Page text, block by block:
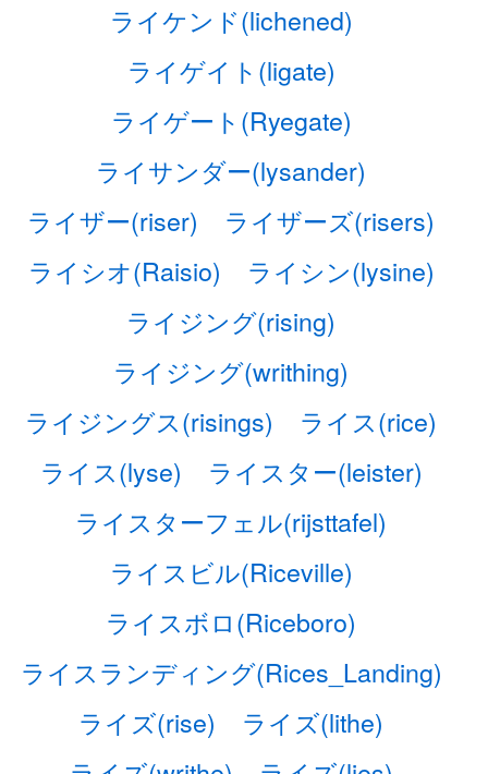
ライケンド(lichened)
ライゲイト(ligate)
ライゲート(Ryegate)
ライサンダー(lysander)
ライザー(riser)
ライザーズ(risers)
ライシオ(Raisio)
ライシン(lysine)
ライジング(rising)
ライジング(writhing)
ライジングス(risings)
ライス(rice)
ライス(lyse)
ライスター(leister)
ライスターフェル(rijsttafel)
ライスビル(Riceville)
ライスボロ(Riceboro)
ライスランディング(Rices_Landing)
ライズ(rise)
ライズ(lithe)